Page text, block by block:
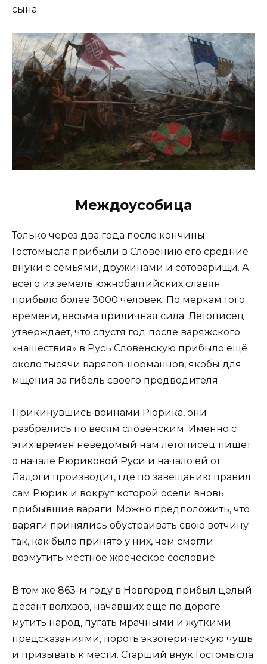
сына.
Междоусобица
Только через два года после кончины
Гостомысла прибыли в Словению его средние
внуки с семьями, дружинами и сотоварищи. А
всего из земель южнобалтийских славян
прибыло более 3000 человек. По меркам того
времени, весьма приличная сила. Летописец
утверждает, что спустя год после варяжского
«нашествия» в Русь Словенскую прибыло ещё
около тысячи варягов-норманнов, якобы для
мщения за гибель своего предводителя.
Прикинувшись воинами Рюрика, они
разбрелись по весям словенским. Именно с
этих времён неведомый нам летописец пишет
о начале Рюриковой Руси и начало ей от
Ладоги производит, где по завещанию правил
сам Рюрик и вокруг которой осели вновь
прибывшие варяги. Можно предположить, что
варяги принялись обустраивать свою вотчину
так, как было принято у них, чем смогли
возмутить местное жреческое сословие.
В том же 863-м году в Новгород прибыл целый
десант волхвов, начавших ещё по дороге
мутить народ, пугать мрачными и жуткими
предсказаниями, пороть экзотерическую чушь
и призывать к мести. Старший внук Гостомысла